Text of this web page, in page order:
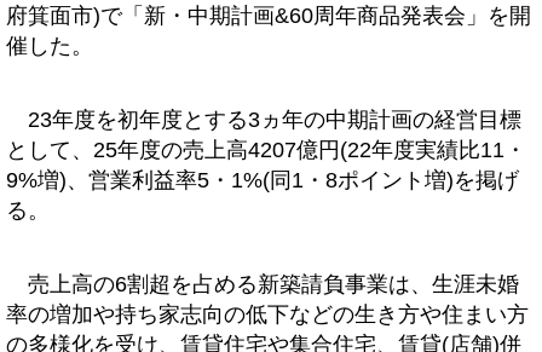
府箕面市)で「新・中期計画&60周年商品発表会」を開
催した。
23年度を初年度とする3ヵ年の中期計画の経営目標
として、25年度の売上高4207億円(22年度実績比11・
9%増)、営業利益率5・1%(同1・8ポイント増)を掲げ
る。
売上高の6割超を占める新築請負事業は、生涯未婚
率の増加や持ち家志向の低下などの生き方や住まい方
の多様化を受け、賃貸住宅や集合住宅、賃貸(店舗)併